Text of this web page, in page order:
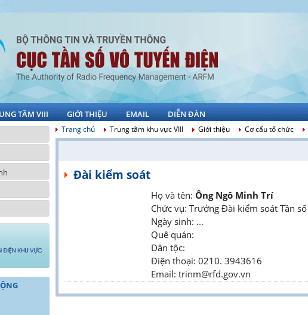
TÂM VIII GIỚI THIỆU EMAIL
DIỄN ĐÀN
Trang chủ Trung tâm khu vực VIII Giới thiệu Cơ cấu tổ chức
Đài kiểm soát
Họ và tên: Ông Ngô Minh Trí
Chức vụ: Trưởng Đài kiểm soát Tần số
Ngày sinh: ...
Quê quán:
Dân tộc:
Điện thoại: 0210. 3943616
Email: trinm@rfd.gov.vn